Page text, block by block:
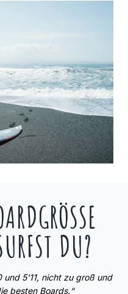
U
DU?
und 5'11, nicht zu groß und
besten Boards.“